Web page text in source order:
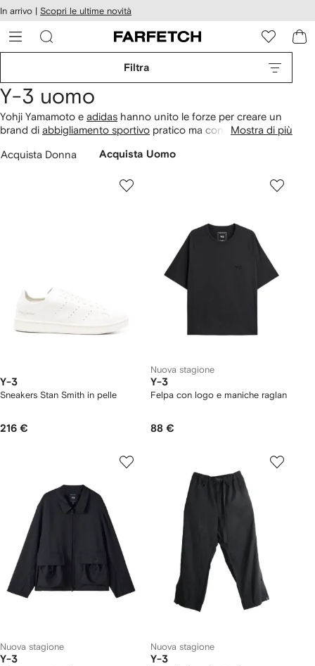
ai
In arrivo | Scopri le ultime novità
Filtra
Y-3 uomo
Yohji Yamamoto e adidas hanno unito le forze per creare un
brand di abbigliamento sportivo pratico ma con elementi di
all'avanguardia dello spirito unico di Yamamoto e l'esperienza
minimal ad alte performance della nuova collezione Y-3 su
Mostra di più
Acquista Donna Acquista Uomo
Y-3
Sneakers Stan Smith in pelle
216 €
Nuova stagione
Y-3
Felpa con logo e maniche raglan
88 €
Nuova stagione
Y-3
Nuova stagione
Y-3